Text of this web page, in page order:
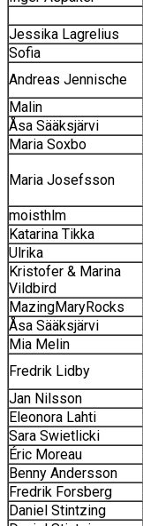
Jessika Lagrelius
Sofia
Andreas Jennische
Malin
Åsa Sääksjärvi
Maria Soxbo
Maria Josefsson
moisthlm
Katarina Tikka
Ulrika
Kristofer & Marina
Vildbird
MazingMaryRocks
Åsa Sääksjärvi
Mia Melin
Fredrik Lidby
Jan Nilsson
Eleonora Lahti
Sara Swietlicki
Éric Moreau
Benny Andersson
Fredrik Forsberg
Daniel Stintzing